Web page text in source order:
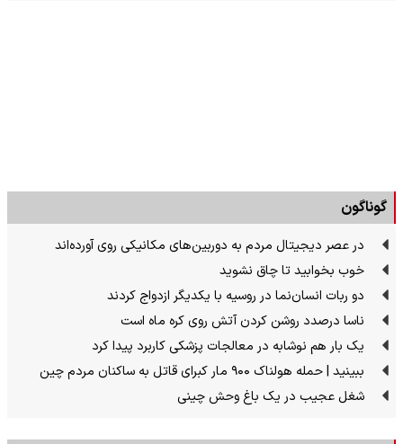
گوناگون
در عصر دیجیتال مردم به دوربین‌های مکانیکی روی آورده‌اند
خوب بخوابید تا چاق نشوید
دو ربات انسان‌نما در روسیه با یکدیگر ازدواج کردند
ناسا درصدد روشن کردن آتش روی کره ماه است
یک بار هم نوشابه در معالجات پزشکی کاربرد پیدا کرد
ببینید | حمله هولناک ۹۰۰ مار کبرای قاتل به ساکنان مردم چین
شغل عجیب در یک باغ وحش چینی